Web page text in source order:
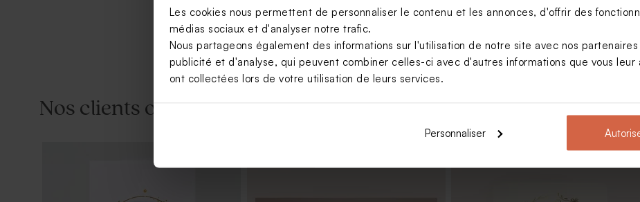
Les cookies nous permettent de personnaliser le contenu et les annonces, d'offrir des
médias sociaux et d'analyser notre trafic.
Nous partageons également des informations sur l'utilisation de notre site avec nos
publicité et d'analyse, qui peuvent combiner celles-ci avec d'autres informations que vous leur
ont collectées lors de votre utilisation de leurs services.
Personnaliser
Voir +
Nos clients ont aussi aimé...